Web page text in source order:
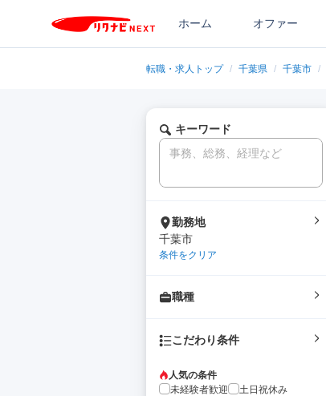
ホーム オファー
転職・求人トップ / 千葉県 / 千葉市 /
キーワード
勤務地
千葉市
条件をクリア
職種
こだわり条件
人気の条件
未経験者歓迎
土日祝休み